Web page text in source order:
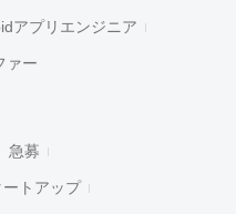
アプリエンジニア
ァー
急募
ートアップ